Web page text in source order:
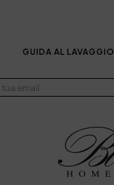
GUIDA AL LAVAGGIO